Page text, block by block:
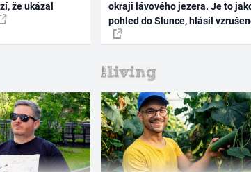
že ukázal
okraji lávového jezera. Je to
pohled do Slunce, hlásil